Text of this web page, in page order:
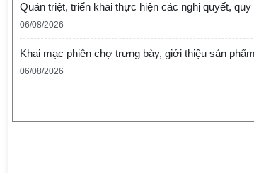
Quán triệt, triển khai thực hiện các nghị quyết,
06/08/2026
Khai mạc phiên chợ trưng bày, giới thiệu sản
06/08/2026